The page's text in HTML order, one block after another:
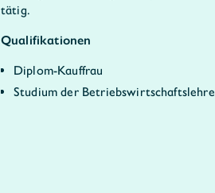
tätig.
Qualifikationen
Diplom-Kauffrau
Studium der Betriebswirtschaftslehre